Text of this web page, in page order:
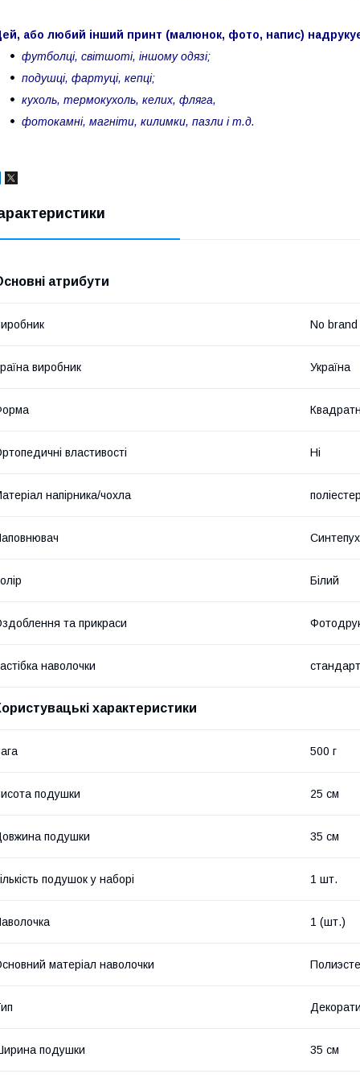
або любий інший принт (малюнок, фото, напис)
футболці, світшоті, іншому одязі;
подушці, фартуці, кепці;
кухоль, термокухоль, келих, фляга,
фотокамні, магніти, килимки, пазли і т.д.
атрибути
No brand
виробник Україна
властивості Ні
напірника/чохла поліестер
Білий
та прикраси
наволочки
характеристики
500 г
подушки 25 см
подушки 35 см
подушок у наборі 1 шт.
1 (шт.)
матеріал наволочки
подушки 35 см